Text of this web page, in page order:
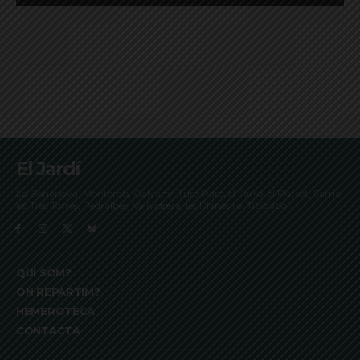
El Jardí
La Bonanova, Monterols, Galvany, Turó Parc, el Farró, el Putxet, Sarrià,
les Tres Torres, Pedralbes, Vallvidrera, les Planes i el Tibidabo
QUI SOM?
ON REPARTIM?
HEMEROTECA
CONTACTA